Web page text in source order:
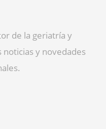
de la geriatría y
y novedades